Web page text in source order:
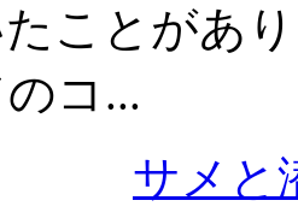
ことがあ
コ...
サメと